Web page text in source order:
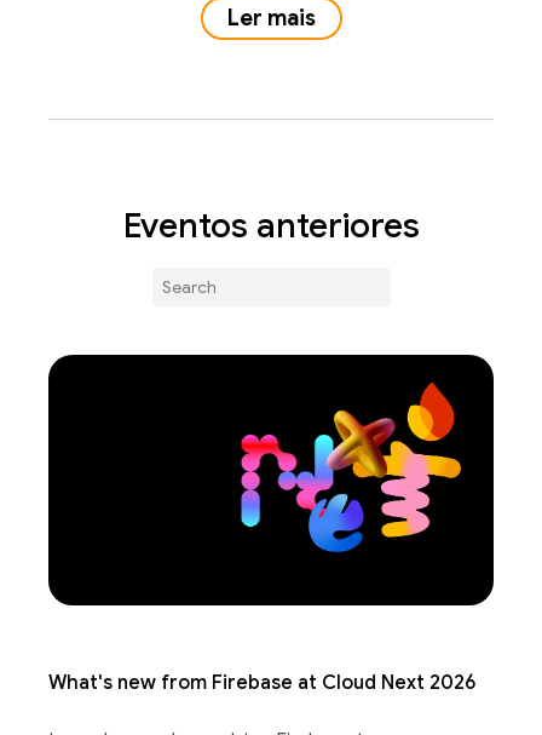
Ler mais
Eventos anteriores
What's new from Firebase at Cloud Next 2026